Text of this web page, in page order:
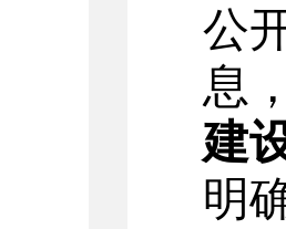
公
息
建
明